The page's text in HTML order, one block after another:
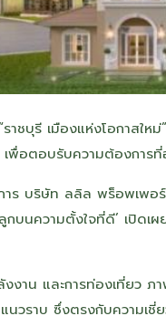
ชบุรี เมืองแห่งโอกาสใ
พื่อตอบรับความต้องการ
าร บริษัท ลลิล พร็อพเพ
นความตั้งใจที่ดี’ เปิดเ
งงาน และการท่องเที่ยว
แนวราบ ซึ่งตรงกับความ